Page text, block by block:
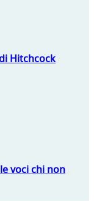
Hitchcock
voci chi non